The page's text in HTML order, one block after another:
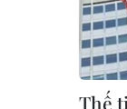
Thế